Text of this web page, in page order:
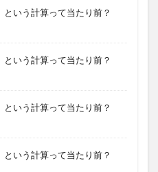
いう計算って当たり前？
いう計算って当たり前？
いう計算って当たり前？
いう計算って当たり前？